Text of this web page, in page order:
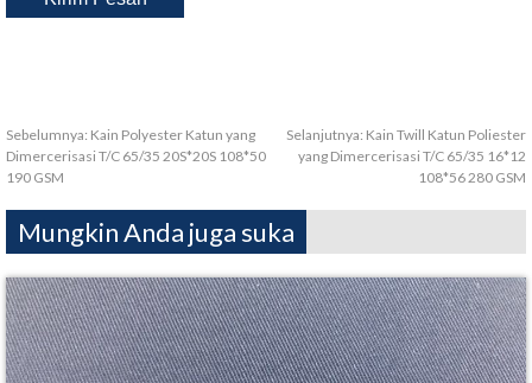
Sebelumnya: Kain Polyester Katun yang
Dimercerisasi T/C 65/35 20S*20S 108*50
190 GSM
Selanjutnya: Kain Twill Katun Poliester
yang Dimercerisasi T/C 65/35 16*12
108*56 280 GSM
Mungkin Anda juga suka